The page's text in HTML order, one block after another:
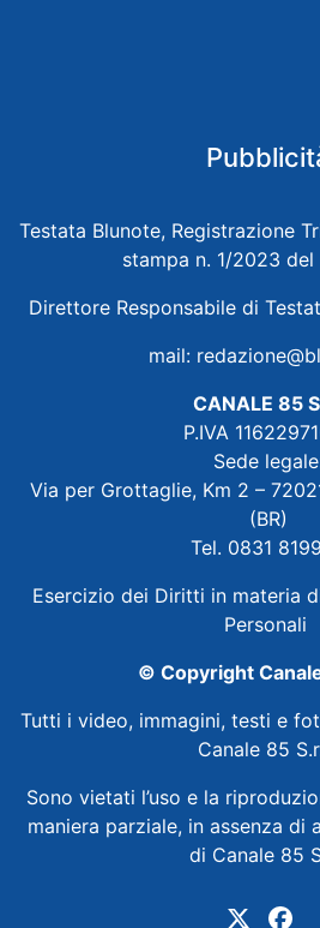
Testata Blunote, Registrazione
stampa n. 1/2023
Direttore Responsabile di
mail:
CANALE 85
P.IVA
Sede
Via per Grottaglie, Km 2 –
(BR)
Tel. 0831
Esercizio dei Diritti in materia
Personali
© Copyright
Tutti i video, immagini, testi e
Canale 85
Sono vietati l’uso e la
maniera parziale, in assenza di
di Canale 85